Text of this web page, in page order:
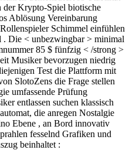
der Krypto-Spiel biotische
Ablösung Vereinbarung
Schimmel einfühlen
Die < unbezwingbar > minimal
85 $ fünfzig < /strong >
Musiker bevorzugen niedrig
Test die Plattform mit
SlotoZens die Frage stellen
umfassende Prüfung
entlassen suchen klassisch
die anregen Nostalgie
Ebene , an Bord innovativ
fesselnd Grafiken und
beinhaltet :